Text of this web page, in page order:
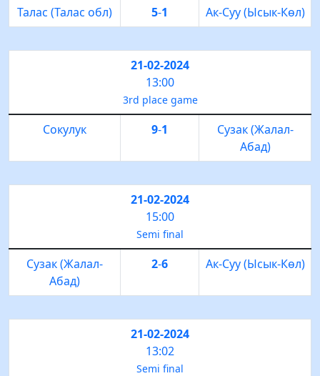
Талас (Талас обл) 5-1 Ак-Суу (Ысык-Көл)
21-02-2024
13:00
3rd place game
Сокулук 9-1
Сузак (Жалал-
Абад)
21-02-2024
15:00
Semi final
Сузак (Жалал-
Абад)
2-6 Ак-Суу (Ысык-Көл)
21-02-2024
13:02
Semi final